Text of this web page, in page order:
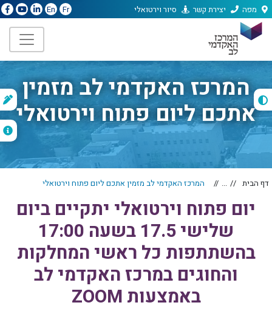
מפה יצירת קשר סיור וירטואלי Fr
En
המרכז האקדמי לב מזמין
אתכם ליום פתוח וירטואלי
דף הבית ... המרכז האקדמי לב מזמין אתכם ליום פתוח וירטואלי
יום פתוח וירטואלי יתקיים ביום
שלישי 17.5 בשעה 17:00
בהשתתפות כל ראשי המחלקות
והחוגים במרכז האקדמי לב
באמצעות ZOOM